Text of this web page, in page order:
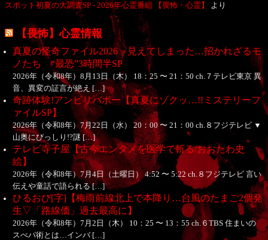
スポット初夏の大調査SP - 2026年心霊番組 【畏怖・心霊】
より
【畏怖】心霊情報
真夏の怪奇ファイル2026 見えてしまった…招かれざるモ
ノたち “最恐”3時間半SP
2026年（令和8年）8月13日（木） 18：25 〜 21：50 ch.７テレビ東京 異
音、異変の証言が絶え […]
奇跡体験!アンビリバボー【真夏にゾクッ…!!ミステリーフ
ァイルSP】
2026年（令和8年）7月22日（水） 20：00 〜 21：00 ch.８フジテレビ ▼
山奥にびっしり!?謎 […]
テレビ寺子屋【古今エンタメを医学で斬る/おおたわ史
絵】
2026年（令和8年）7月4日（土曜日） 4:52 〜 5:22 ch.８フジテレビ 言い
伝えや童話で語られる […]
ひるおび[字]【梅雨前線北上で本降り…台風のたまご2個発
生▽「路線価」過去最高に】
2026年（令和8年）7月2日（木） 10：25 〜 13：55 ch.６TBS 住まいの
スぺパ術とは…インバ […]